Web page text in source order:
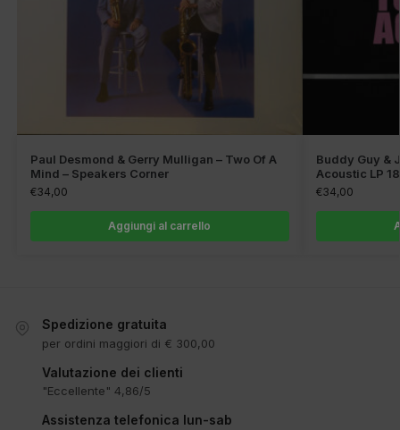
Paul Desmond & Gerry Mulligan – Two Of A
Mind – Speakers Corner
€34,00
Aggiungi al carrello
Buddy Guy &
Acoustic LP
€34,00
Spedizione gratuita
per ordini maggiori di € 300,00
Valutazione dei clienti
"Eccellente" 4,86/5
Assistenza telefonica lun-sab